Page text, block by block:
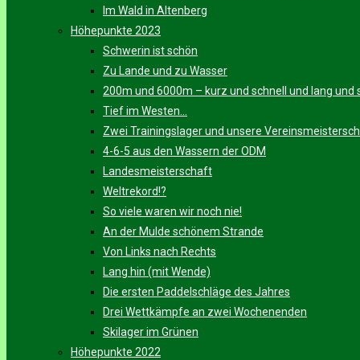
Im Wald in Altenberg
Höhepunkte 2023
Schwerin ist schön
Zu Lande und zu Wasser
200m und 6000m – kurz und schnell und lang und
Tief im Westen…
Zwei Trainingslager und unsere
4-6-5 aus den Wassern der ODM
Landesmeisterschaft
Weltrekord!?
So viele waren wir noch nie!
An der Mulde schönem Strande
Von Links nach Rechts
Lang hin (mit Wende)
Die ersten Paddelschläge des Jahres
Drei Wettkämpfe an zwei Wochenenden
Skilager im Grünen
Höhepunkte 2022